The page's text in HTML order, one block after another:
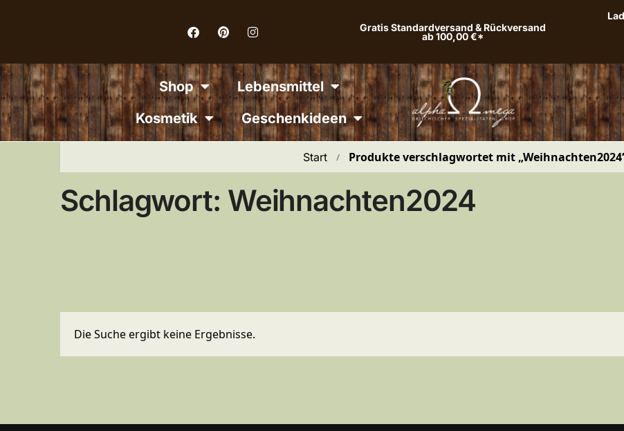
Gratis Standardversand & Rückversand
ab 100,00 €*
Shop
Lebensmittel
Kosmetik
Geschenkideen
Start / Produkte verschlagwortet mit
Schlagwort: Weihnachten2024
Die Suche ergibt keine Ergebnisse.